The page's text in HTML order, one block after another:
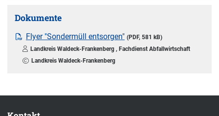
Dokumente
Flyer "Sondermüll entsorgen" (PDF, 581 kB)
Landkreis Waldeck-Frankenberg , Fachdienst Abfallwirtschaft
Landkreis Waldeck-Frankenberg